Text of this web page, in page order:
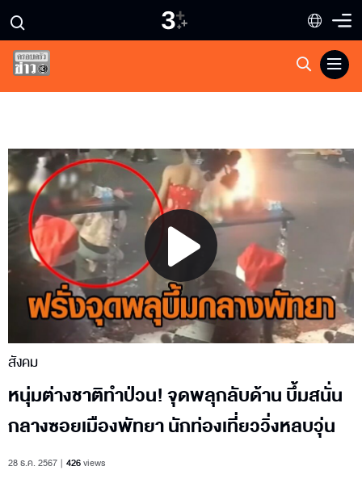
Play
Video
สังคม
หนุ่มต่างชาติทำป่วน! จุดพลุกลับด้าน บึ้มสนั่น
กลางซอยเมืองพัทยา นักท่องเที่ยววิ่งหลบวุ่น
28 ธ.ค. 2567 426views